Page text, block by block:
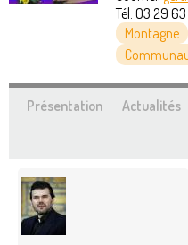
Tél: 03 29
Montagne
Présentation Actualités